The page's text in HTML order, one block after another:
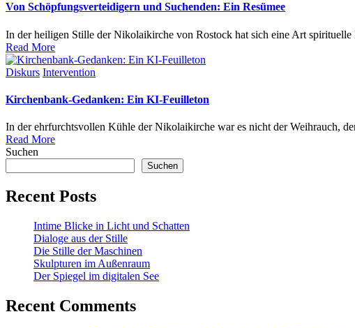
Von Schöpfungsverteidigern und Suchenden: Ein Resümee
In der heiligen Stille der Nikolaikirche von Rostock hat sich eine Art
Read More
Posted
Diskurs Intervention
Kirchenbank-Gedanken: Ein KI-Feuilleton
In der ehrfurchtsvollen Kühle der Nikolaikirche war es nicht der Weihrauch,
Read More
Suchen
Suchen
Recent Posts
Intime Blicke in Licht und Schatten
Dialoge aus der Stille
Die Stille der Maschinen
Skulpturen im Außenraum
Der Spiegel im digitalen See
Recent Comments